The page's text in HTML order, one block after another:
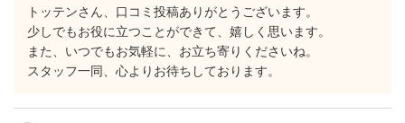
トッテンさん、口コミ投稿ありがとうございます。
少しでもお役に立つことができて、嬉しく思います。
また、いつでもお気軽に、お立ち寄りくださいね。
スタッフ一同、心よりお待ちしております。